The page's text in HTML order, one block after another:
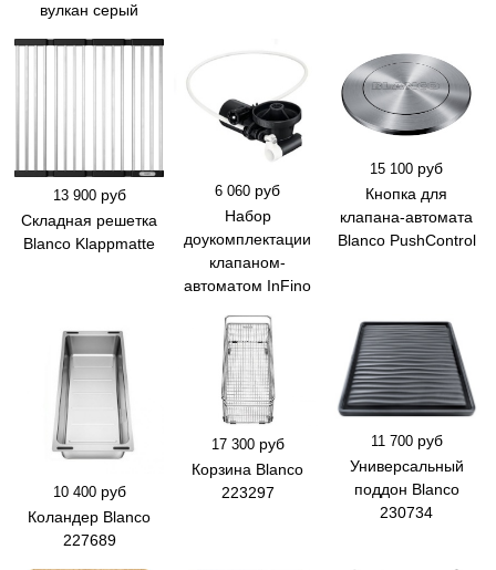
вулкан серый
13 900 руб
Складная решетка
Blanco Klappmatte
6 060 руб
Набор
доукомплектации
клапаном-
автоматом InFino
15 100 руб
Кнопка для
клапана-автомата
Blanco PushControl
10 400 руб
Коландер Blanco
227689
17 300 руб
Корзина Blanco
223297
11 700 руб
Универсальный
поддон Blanco
230734